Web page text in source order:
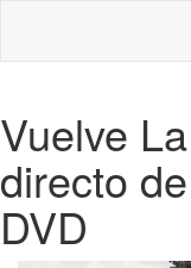
Vuelve
directo
DVD